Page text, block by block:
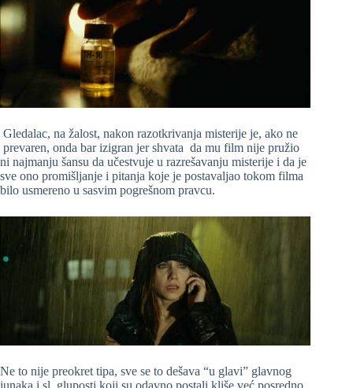
Gledalac, na žalost, nakon razotkrivanja misterije je, ako ne
prevaren, onda bar izigran jer shvata da mu film nije pružio
ni najmanju šansu da učestvuje u razrešavanju misterije i da je
sve ono promišljanje i pitanja koje je postavaljao tokom filma
bilo usmereno u sasvim pogrešnom pravcu.
Ne to nije preokret tipa, sve se to dešava “u glavi” glavnog
junaka i sl. gluposti koji su odavno postali kliše već posredno